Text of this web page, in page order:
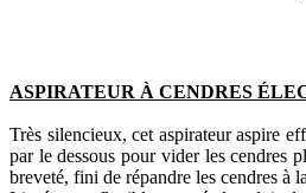
ASPIRATEUR À CENDRES
Très silencieux, cet aspirateur aspire
par le dessous pour vider les cendres
breveté, fini de répandre les cendres à